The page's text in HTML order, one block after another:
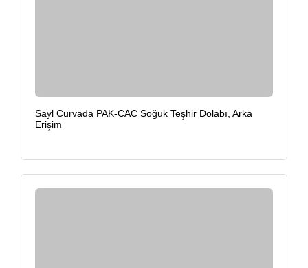
Sayl Curvada PAK-CAC Soğuk Teşhir Dolabı, Arka
Erişim